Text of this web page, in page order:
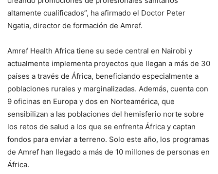
altamente cualificados”, ha afirmado el Doctor Peter
Ngatia, director de formación de Amref.
Amref Health Africa tiene su sede central en Nairobi y
actualmente implementa proyectos que llegan a más de 30
países a través de África, beneficiando especialmente a
poblaciones rurales y marginalizadas. Además, cuenta con
9 oficinas en Europa y dos en Norteamérica, que
sensibilizan a las poblaciones del hemisferio norte sobre
los retos de salud a los que se enfrenta África y captan
fondos para enviar a terreno. Solo este año, los programas
de Amref han llegado a más de 10 millones de personas en
África.